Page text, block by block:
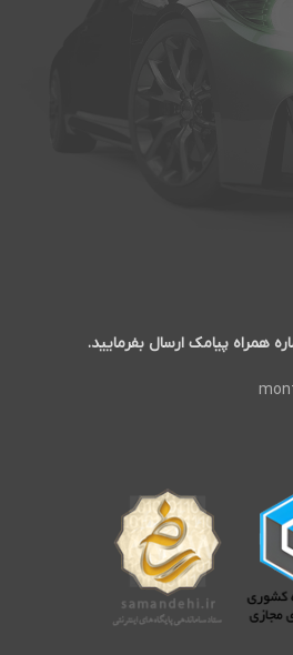
پیامک ارسال بفرمایید.